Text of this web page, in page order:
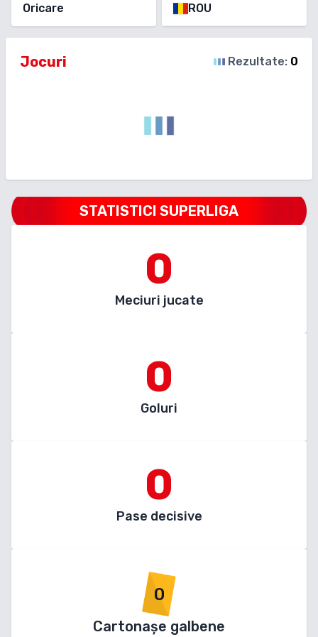
Oricare
ROU
Jocuri Rezultate: 0
STATISTICI SUPERLIGA
0
Meciuri jucate
0
Goluri
0
Pase decisive
0
Cartonașe galbene